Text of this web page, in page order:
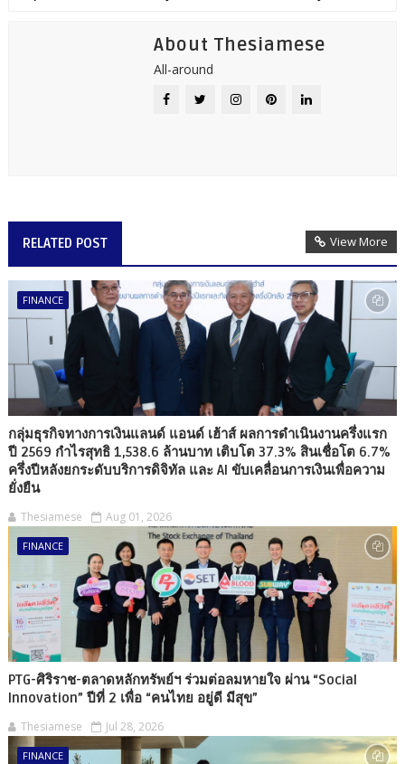
About Thesiamese
All-around
RELATED POST View More
FINANCE
กลุ่มธุรกิจทางการเงินแลนด์ แอนด์ เฮ้าส์ ผลการดำเนินงานครึ่งแรก
ปี 2569 กำไรสุทธิ 1,538.6 ล้านบาท เติบโต 37.3% สินเชื่อโต 6.7%
ครึ่งปีหลังยกระดับบริการดิจิทัล และ AI ขับเคลื่อนการเงินเพื่อความ
ยั่งยืน
Thesiamese Aug 01, 2026
FINANCE
PTG-ศิริราช-ตลาดหลักทรัพย์ฯ ร่วมต่อลมหายใจ ผ่าน “Social
Innovation” ปีที่ 2 เพื่อ “คนไทย อยู่ดี มีสุข”
Thesiamese Jul 28, 2026
FINANCE